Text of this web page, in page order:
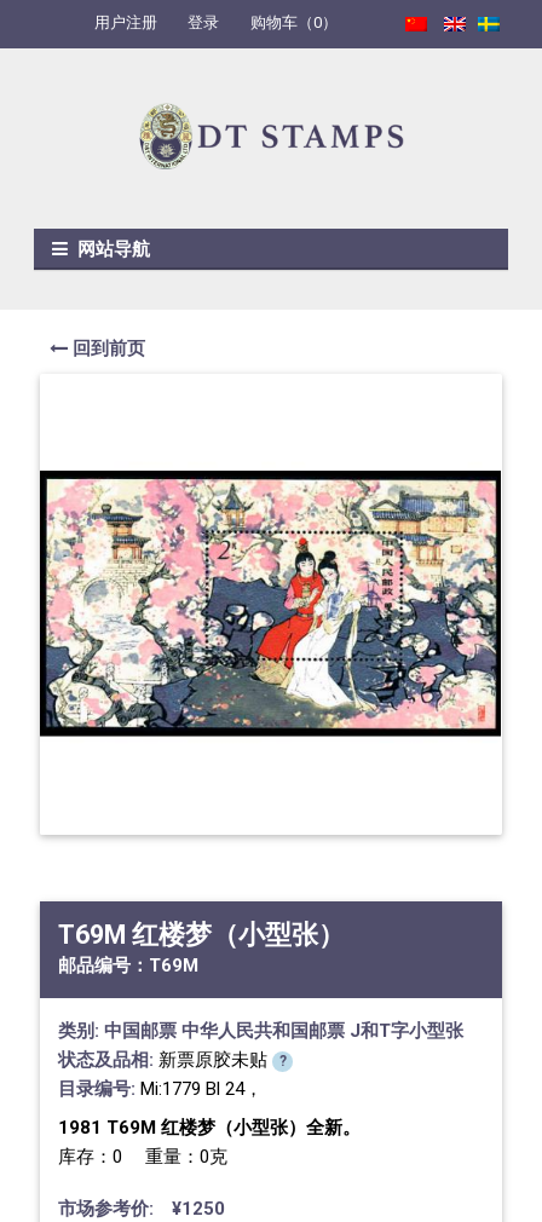
用户注册 登录 购物车（0）
网站导航
回到前页
T69M 红楼梦（小型张）
邮品编号： T69M
类别: 中国邮票 中华人民共和国邮票 J和T字小型张
状态及品相: 新票原胶未贴 ?
目录编号: Mi:1779 Bl 24，
1981 T69M 红楼梦（小型张）全新。
库存：0 重量：0克
市场参考价: ¥1250